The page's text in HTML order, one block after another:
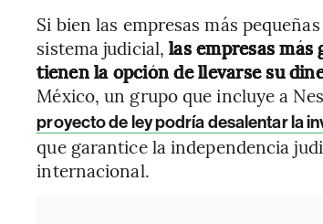
Si bien las empresas más
sistema judicial, las empresas
tienen la opción de llevarse su
México, un grupo que incluye a
proyecto de ley podría desalentar la
que garantice la independencia
internacional.